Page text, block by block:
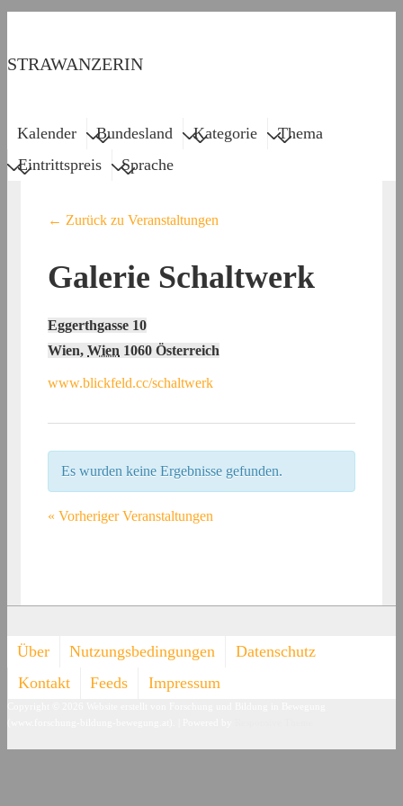
Inhalt
STRAWANZERIN
Main
Kalender Bundesland Kategorie
Thema
Eintrittspreis
Sprache
← Zurück zu Veranstaltungen
Galerie Schaltwerk
Eggerthgasse 10
Wien, Wien 1060 Österreich
www.blickfeld.cc/schaltwerk
Es wurden keine Ergebnisse gefunden.
« Vorheriger Veranstaltungen
Footer-
Menü
Über Nutzungsbedingungen
Datenschutz
Kontakt
Feeds Impressum